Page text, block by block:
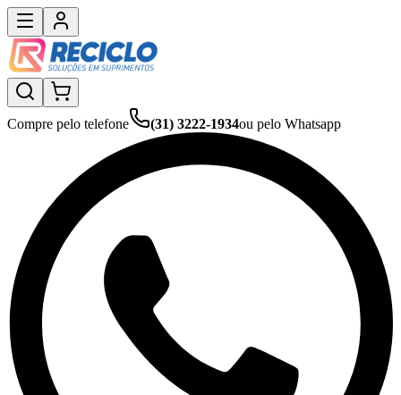
Compre pelo telefone (31) 3222-1934ou pelo Whatsapp